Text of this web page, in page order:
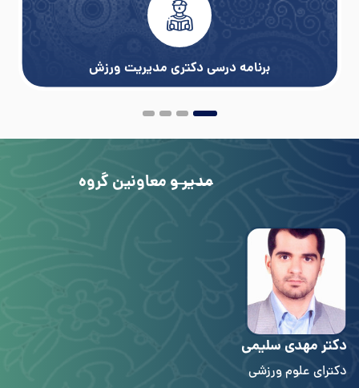
برنامه درسی دکتری مدیریت ورزش
مدیر و معاونین گروه
دکتر مهدی سلیمی
دکترای علوم ورزشی